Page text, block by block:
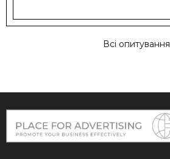
Всі опитування